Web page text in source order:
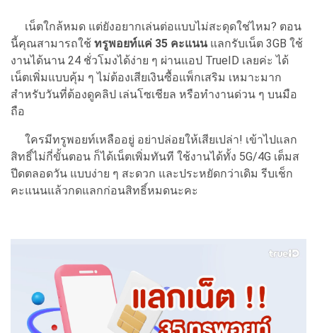
เน็ตใกล้หมด แต่ยังอยากเล่นต่อแบบไม่สะดุดใช่ไหม? ตอน
นี้คุณสามารถใช้ ทรูพอยท์แค่ 35 คะแนนแลกรับเน็ต 3GB ใช้
งานได้นาน 24 ชั่วโมงได้ง่าย ๆ ผ่านแอป TrueID เลยค่ะ ได้
เน็ตเพิ่มแบบคุ้ม ๆ ไม่ต้องเสียเงินซื้อแพ็กเสริม เหมาะมาก
สำหรับวันที่ต้องดูคลิป เล่นโซเชียล หรือทำงานด่วน ๆ บนมือ
ถือ
ใครมีทรูพอยท์เหลืออยู่ อย่าปล่อยให้เสียเปล่า! เข้าไปแลก
สิทธิ์ไม่กี่ขั้นตอน ก็ได้เน็ตเพิ่มทันที ใช้งานได้ทั้ง 5G/4G เต็มส
ปีดตลอดวัน แบบง่าย ๆ สะดวก และประหยัดกว่าเดิม รีบเช็ก
คะแนนแล้วกดแลกก่อนสิทธิ์หมดนะคะ